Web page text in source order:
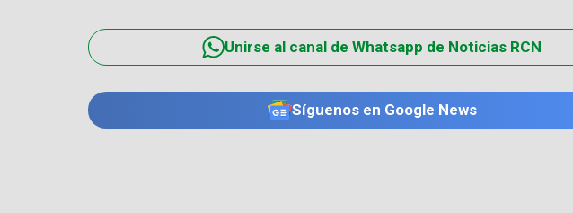
Unirse al canal de Whatsapp de Noticias RCN
Síguenos en Google News